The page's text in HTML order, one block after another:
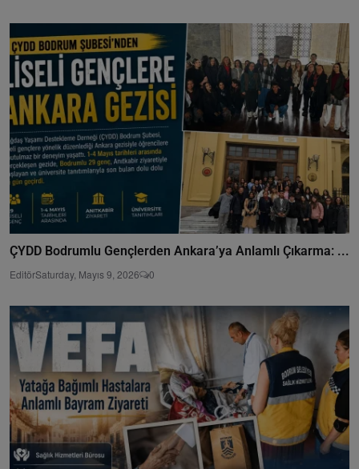
ÇYDD Bodrumlu Gençlerden Ankara’ya Anlamlı Çıkarma: ...
EditörSaturday, Mayıs 9, 2026 0